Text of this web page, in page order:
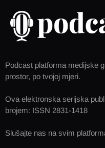
Podcast platforma medijske
prostor, po tvojoj mjeri.
Ova elektronska serijska
brojem: ISSN 2831-1418
Slušajte nas na svim